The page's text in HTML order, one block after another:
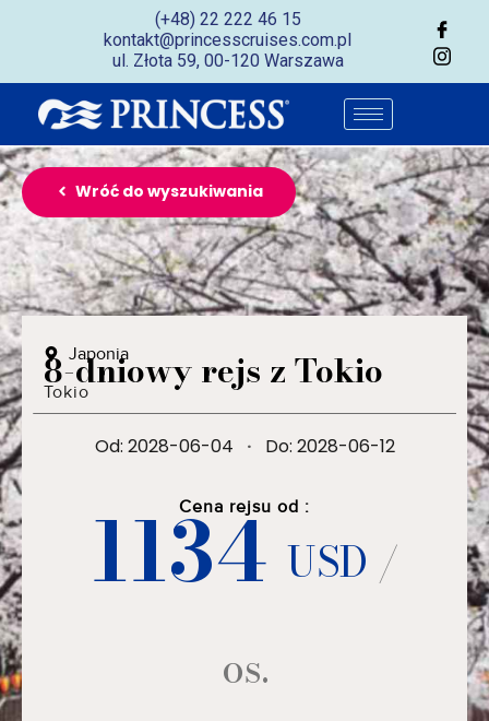
(+48) 22 222 46 15
kontakt@princesscruises.com.pl
ul. Złota 59, 00-120 Warszawa
Wróć do wyszukiwania
Japonia
8-dniowy rejs z Tokio
Tokio
Od: 2028-06-04 · Do: 2028-06-12
Cena rejsu od :
1134USD /
os.